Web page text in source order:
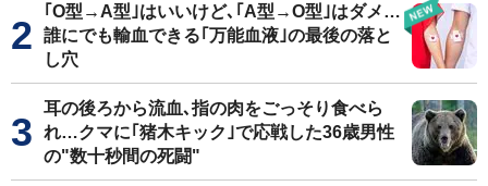
｢O型→A型｣はいいけど､｢A型→O型｣はダメ…
誰にでも輸血できる｢万能血液｣の最後の落と
し穴
耳の後ろから流血､指の肉をごっそり食べら
れ…クマに｢猪木キック｣で応戦した36歳男性
の"数十秒間の死闘"